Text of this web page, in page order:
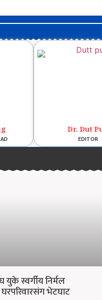
Dr. Dut
EDITOR
स्वर्गीय निर्मल
घरपरिवारसंग भेटघाट